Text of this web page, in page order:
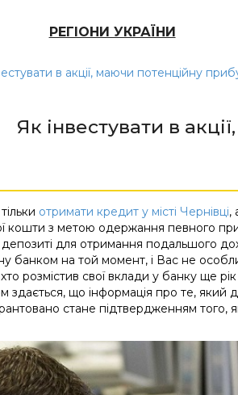
РЕГІОНИ УКРАЇНИ
в акції, маючи потенційну
Як інвестувати в
отримати кредит у місті Чернівці,
кошти з метою одержання певного
депозиті для отримання подальшого
банком на той момент, і Вас не
хто розмістив свої вклади у банку ще
здається, що інформація про те, який
стане підтвердженням того,